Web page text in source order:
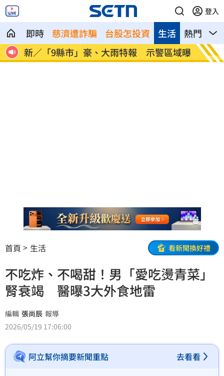
登入
即時 慈濟遭詐騙 台股怎投資 熱門 影
生活
被
新／「9縣市」豪、大雨特報 示警區域曝 肥大
首頁 生活 看新聞換好禮
不吃炸、不喝甜！男「愛吃燙青菜」
腎衰竭 醫曝3大外食地雷
編輯 張尚辰 報導
2026/05/19 17:06:00
阿立幫你摘要新聞重點 去看看